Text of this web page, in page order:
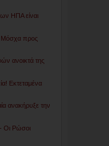
ΗΠΑ είναι
Μόσχα προς
ανοικτά της
Εκτεταμένα
ανακήρυξε την
- Οι Ρώσοι